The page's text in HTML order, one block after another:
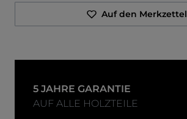
Auf den Merkzettel
5 JAHRE GARANTIE
AUF ALLE HOLZTEILE